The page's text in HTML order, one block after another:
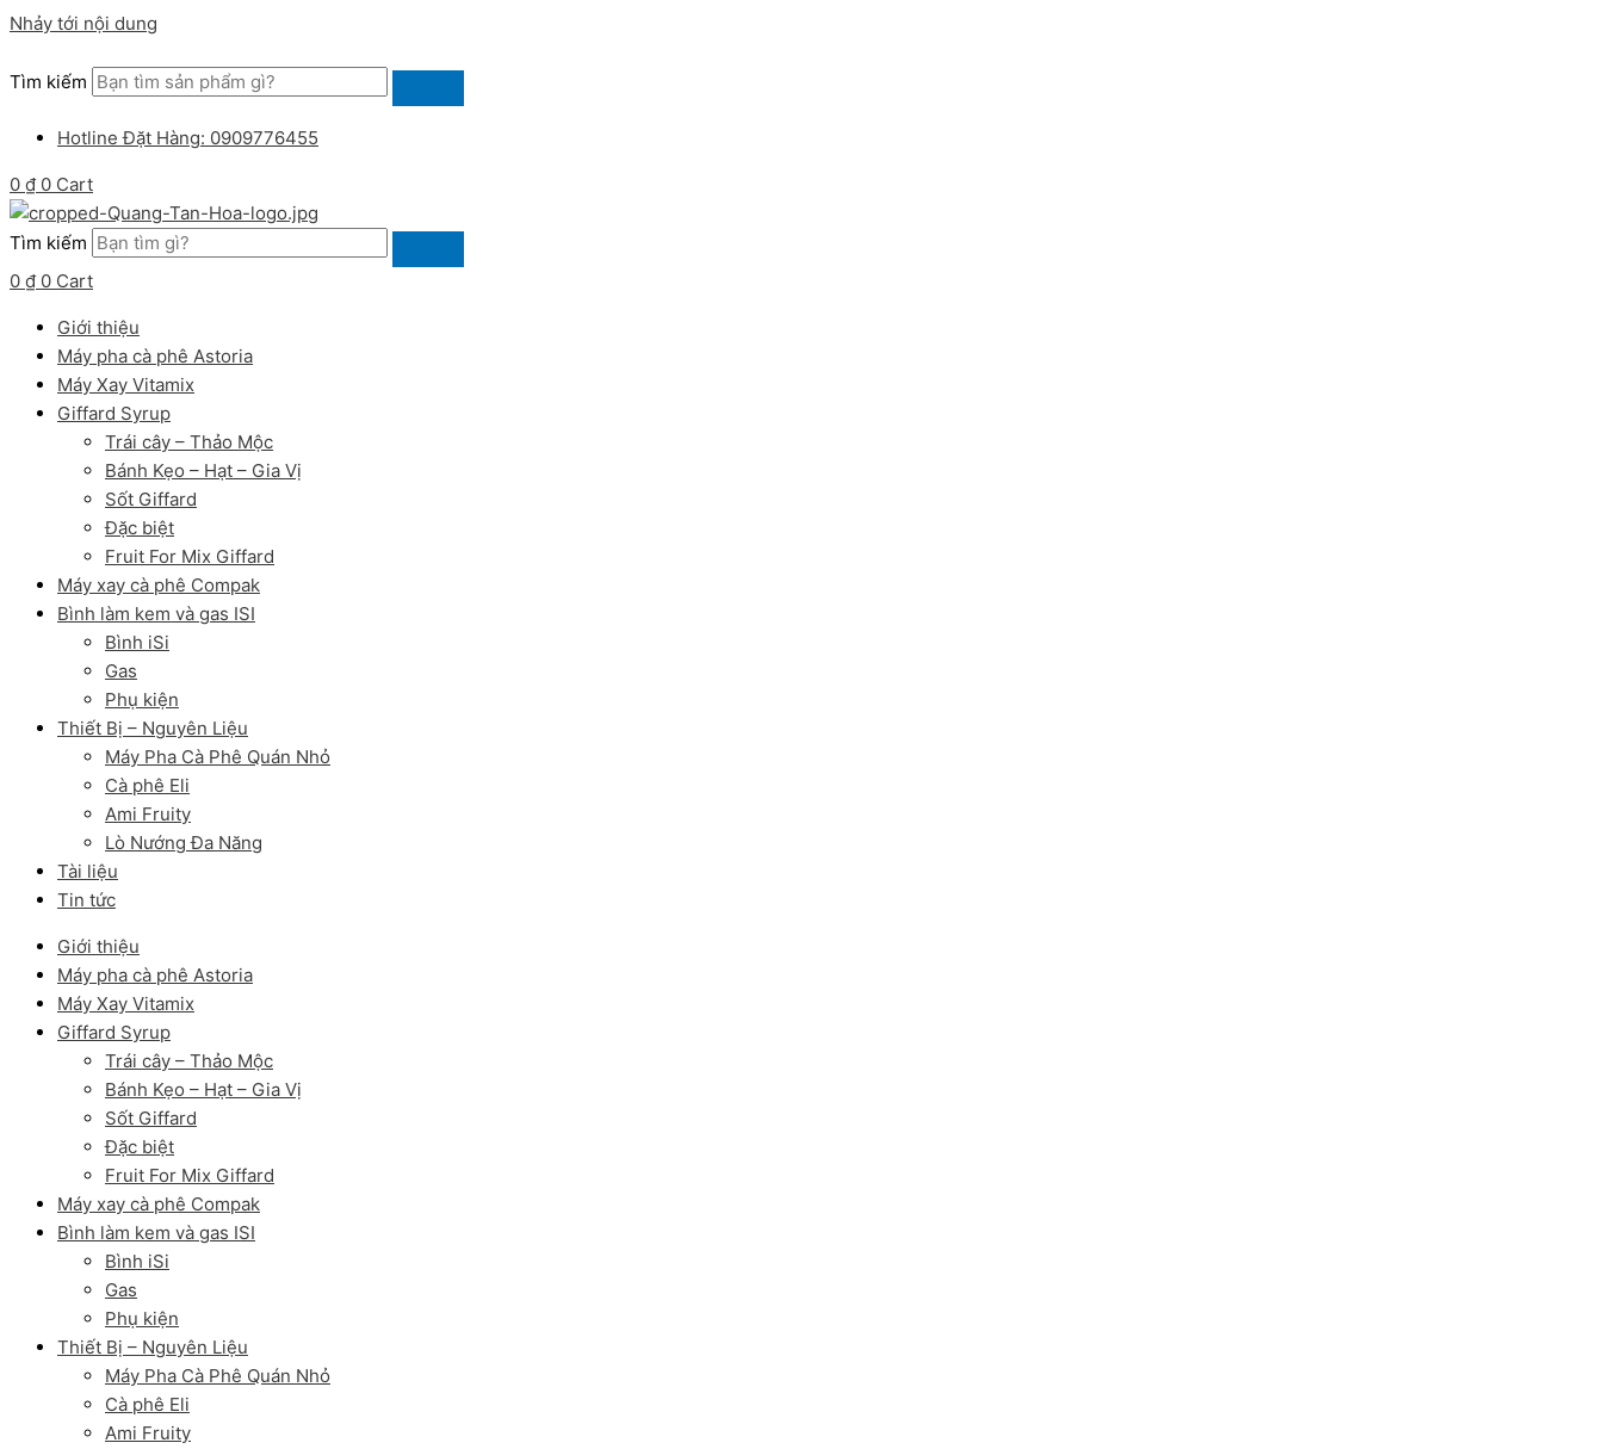
Nhảy tới nội dung
Tìm kiếm
Hotline Đặt Hàng: 0909776455
0 ₫ 0 Cart
Tìm kiếm
0 ₫ 0 Cart
Giới thiệu
Máy pha cà phê Astoria
Máy Xay Vitamix
Giffard Syrup
Trái cây – Thảo Mộc
Bánh Kẹo – Hạt – Gia Vị
Sốt Giffard
Đặc biệt
Fruit For Mix Giffard
Máy xay cà phê Compak
Bình làm kem và gas ISI
Bình iSi
Gas
Phụ kiện
Thiết Bị – Nguyên Liệu
Máy Pha Cà Phê Quán Nhỏ
Cà phê Eli
Ami Fruity
Lò Nướng Đa Năng
Tài liệu
Tin tức
Giới thiệu
Máy pha cà phê Astoria
Máy Xay Vitamix
Giffard Syrup
Trái cây – Thảo Mộc
Bánh Kẹo – Hạt – Gia Vị
Sốt Giffard
Đặc biệt
Fruit For Mix Giffard
Máy xay cà phê Compak
Bình làm kem và gas ISI
Bình iSi
Gas
Phụ kiện
Thiết Bị – Nguyên Liệu
Máy Pha Cà Phê Quán Nhỏ
Cà phê Eli
Ami Fruity